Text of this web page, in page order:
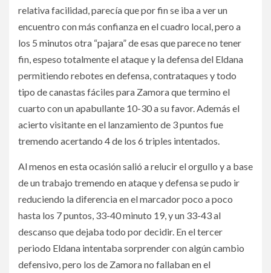
relativa facilidad, parecía que por fin se iba a ver un
encuentro con más confianza en el cuadro local, pero a
los 5 minutos otra “pajara” de esas que parece no tener
fin, espeso totalmente el ataque y la defensa del Eldana
permitiendo rebotes en defensa, contrataques y todo
tipo de canastas fáciles para Zamora que termino el
cuarto con un apabullante 10-30 a su favor. Además el
acierto visitante en el lanzamiento de 3 puntos fue
tremendo acertando 4 de los 6 triples intentados.
Al menos en esta ocasión salió a relucir el orgullo y a base
de un trabajo tremendo en ataque y defensa se pudo ir
reduciendo la diferencia en el marcador poco a poco
hasta los 7 puntos, 33-40 minuto 19, y un 33-43 al
descanso que dejaba todo por decidir. En el tercer
periodo Eldana intentaba sorprender con algún cambio
defensivo, pero los de Zamora no fallaban en el